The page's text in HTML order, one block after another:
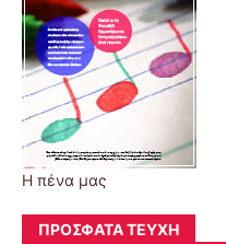
Η πένα μας
ΠΡΌΣΦΑΤΑ ΤΕΎΧΗ